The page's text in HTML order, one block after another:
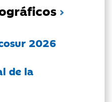
2026
de la